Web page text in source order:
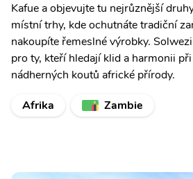
Kafue a objevujte tu nejrůznější
místní trhy, kde ochutnáte tradiční
nakoupíte řemeslné výrobky.
pro ty, kteří hledají klid a harmonii
nádherných koutů africké přírody.
Afrika
Zambie